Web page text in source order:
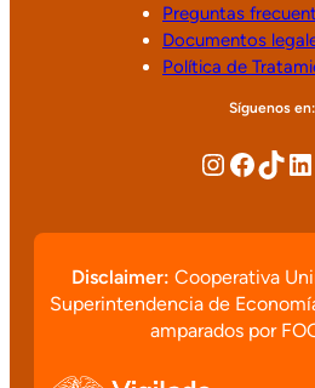
Preguntas
Documentos
Política de
Síguenos en:
Disclaimer: Cooperativa
Superintendencia de
amparados por